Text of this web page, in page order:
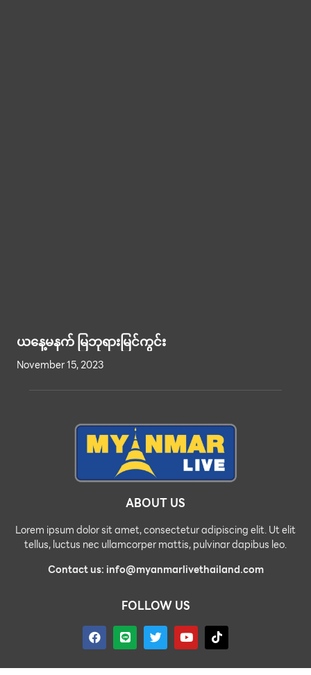
ယနေ့မနက် မြဘုရားမြင်ကွင်း
November 15, 2023
ABOUT US
Lorem ipsum dolor sit amet, consectetur adipiscing elit. Ut elit
tellus, luctus nec ullamcorper mattis, pulvinar dapibus leo.
Contact us: info@myanmarlivethailand.com
FOLLOW US